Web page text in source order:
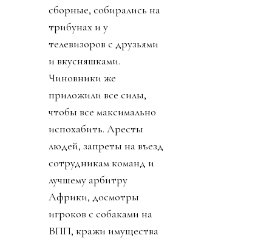
сборные, собирались на
трибунах и у
телевизоров с друзьями
и вкусняшками.
Чиновники же
приложили все силы,
чтобы все максимально
испохабить. Аресты
людей, запреты на въезд
сотрудникам команд и
лучшему арбитру
Африки, досмотры
игроков с собаками на
ВПП, кражи имущества